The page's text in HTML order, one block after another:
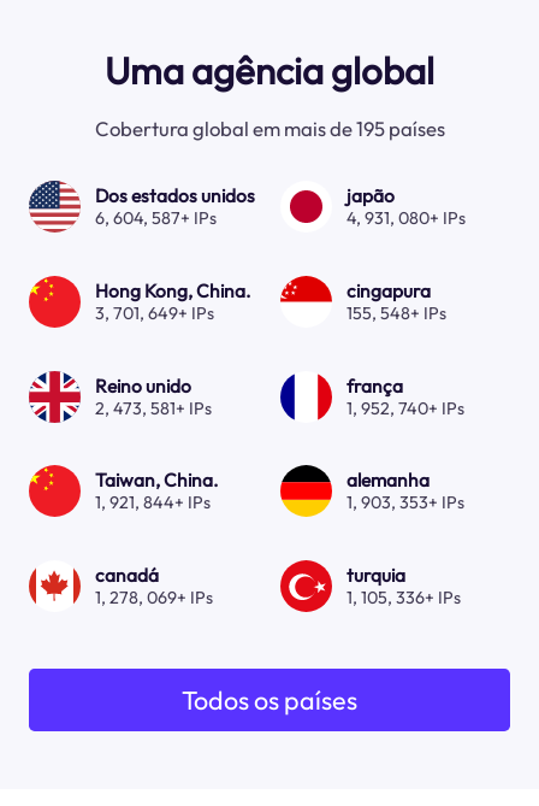
Uma agência global
Cobertura global em mais de 195 países
Dos estados unidos
6, 604, 587+ IPs
japão
4, 931, 080+ IPs
Hong Kong, China.
3, 701, 649+ IPs
cingapura
155, 548+ IPs
Reino unido
2, 473, 581+ IPs
frança
1, 952, 740+ IPs
Taiwan, China.
1, 921, 844+ IPs
alemanha
1, 903, 353+ IPs
canadá
1, 278, 069+ IPs
turquia
1, 105, 336+ IPs
Todos os países